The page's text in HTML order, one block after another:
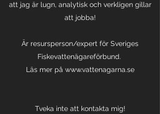
att jag är lugn, analytisk och verkligen gillar
att jobba!
Är resursperson/expert för Sveriges
Fiskevattenägareförbund.
Läs mer på www.vattenagarna.se
Tveka inte att kontakta mig!